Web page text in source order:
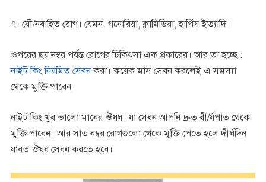
৭. যৌ/নবাহিত রোগ। যেমন. গনোরিয়া, ক্লামিডিয়া, হার্পিস ইত্যাদি।
ওপরের ছয় নম্বর পর্যন্ত রোগের চিকিৎসা এক প্রকারের। আর তা হচ্ছে :
নাইট কিং নিয়মিত সেবনকরা। কয়েক মাস সেবন করলেই এ সমস্যা
থেকে মুক্তি পাবেন।
নাইট কিং খুব ভালো মানের ঔষধ। যা সেবন আপনি দ্রুত বী/র্যপাত থেকে
মুক্তি পাবেন। আর সাত নম্বর রোগগুলো থেকে মুক্তি পেতে হলে দীর্ঘদিন
যাবত ঔষধ সেবন করতে হবে।